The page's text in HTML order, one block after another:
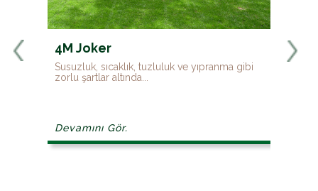
4M Joker
Susuzluk, sıcaklık, tuzluluk ve yıpranma gibi
zorlu şartlar altında...
Devamını Gör.